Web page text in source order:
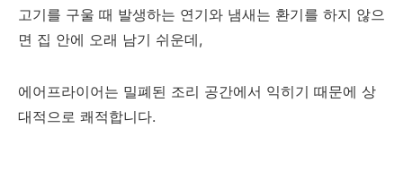
고기를 구울 때 발생하는 연기와 냄새는 환기를 하지 않으
면 집 안에 오래 남기 쉬운데,
에어프라이어는 밀폐된 조리 공간에서 익히기 때문에 상
대적으로 쾌적합니다.